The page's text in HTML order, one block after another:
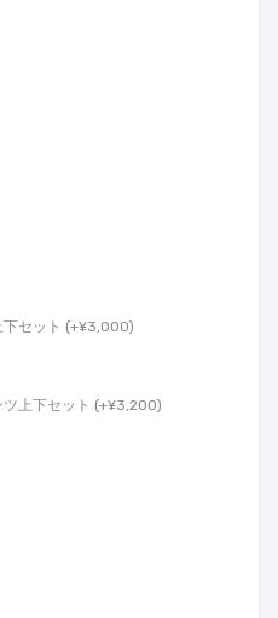
下セット (+¥3,000)
ツ上下セット (+¥3,200)